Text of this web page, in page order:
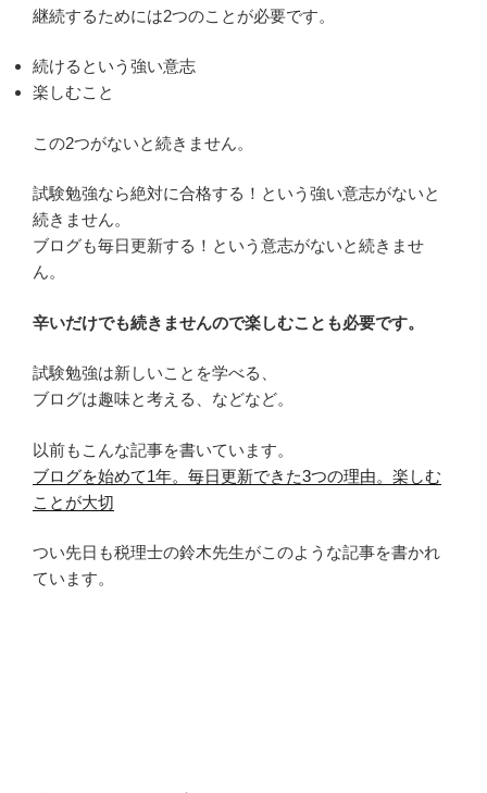
継続するためには2つのことが必要です。
続けるという強い意志
楽しむこと
この2つがないと続きません。
試験勉強なら絶対に合格する！という強い意志がないと
続きません。
ブログも毎日更新する！という意志がないと続きませ
ん。
辛いだけでも続きませんので楽しむことも必要です。
試験勉強は新しいことを学べる、
ブログは趣味と考える、などなど。
以前もこんな記事を書いています。
ブログを始めて1年。毎日更新できた3つの理由。楽しむ
ことが大切
つい先日も税理士の鈴木先生がこのような記事を書かれ
ています。